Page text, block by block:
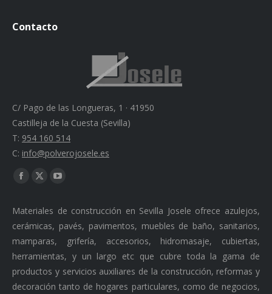
Contacto
C/ Pago de las Longueras, 1 · 41950
Castilleja de la Cuesta (Sevilla)
T: 954 160 514
C: info@polverojosele.es
Find us on:
Facebook
opens
in
new
window
X
opens
in
new
window
YouTube
opens
in
new
window
Materiales de construcción en Sevilla Josele ofrece azulejos,
cerámicas, pavés, pavimentos, muebles de baño, sanitarios,
mamparas, grifería, accesorios, hidromasaje, cubiertas,
herramientas, y un largo etc que cubre toda la gama de
productos y servicios auxiliares de la construcción, reformas y
decoración tanto de hogares particulares, como de negocios,